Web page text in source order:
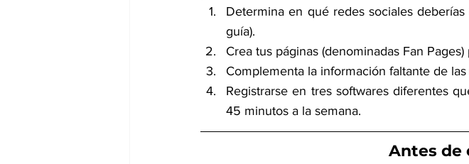
Determina en qué redes sociales
guía).
Crea tus páginas (denominadas Fan
Complementa la información faltante de
Registrarse en tres softwares diferentes
45 minutos a la semana.
Antes de